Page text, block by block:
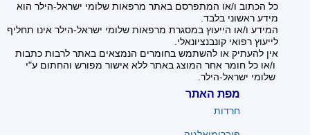
כל הכתוב ו/או המתפרסם באתר מרפאות שלומי ישראל-הילר הוא
מידע ראשוני בלבד.
המידע ו/או הייעוץ במסגרת מרפאות שלומי ישראל-הילר אינו תחליף
לייעוץ רפואי קונבנציונאלי.
אין להעתיק או להשתמש בחומרים הנמצאים באתר לרבות כתבות
ו/או כל חומר אחר המוצג באתר ללא אישור מפורש והחתום ע"י
שלומי ישראל-הילר.
מפת האתר
חרדות